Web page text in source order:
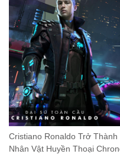
Cristiano Ronaldo Trở
Nhân Vật Huyền Thoại